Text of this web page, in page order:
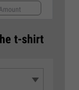
t-shirt